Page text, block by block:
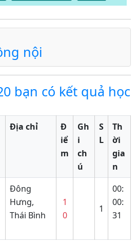
nội
bạn có kết quả học
Địa chỉ
Đ
iể
m
Gh
i
ch
ú
S
L
Th
ời
gia
n
Đông
Hưng,
Thái Bình
1
0
1
00:
00:
31